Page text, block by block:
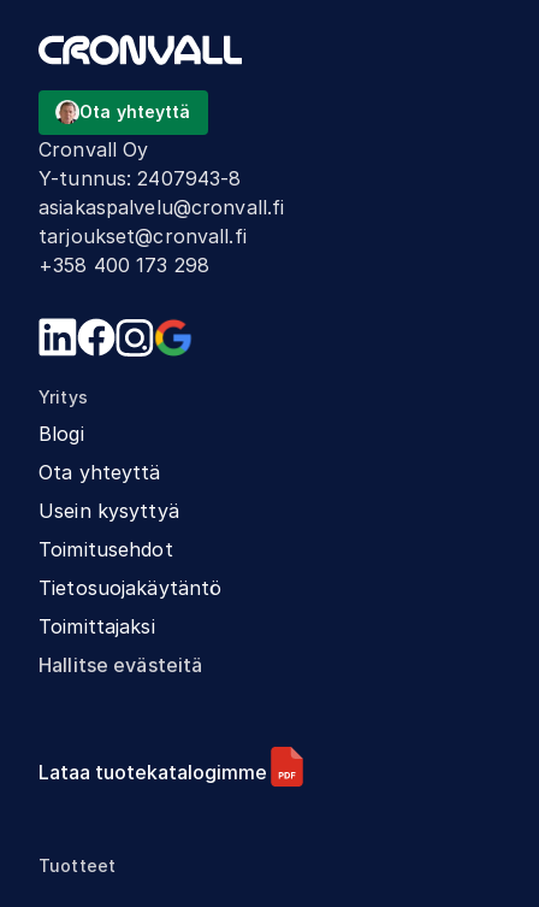
Ota yhteyttä
Cronvall Oy
Y-tunnus:2407943-8
asiakaspalvelu@cronvall.fi
tarjoukset@cronvall.fi
+358 400 173 298
Yritys
Blogi
Ota yhteyttä
Usein kysyttyä
Toimitusehdot
Tietosuojakäytäntö
Toimittajaksi
Hallitse evästeitä
Lataa tuotekatalogimme
Tuotteet